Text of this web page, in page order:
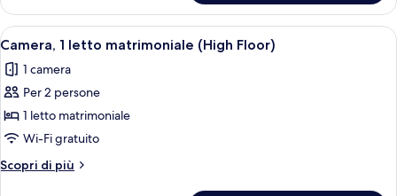
1
letto
matrimoniale
Apri
tutte
le
foto
per
Camera,
1
letto
Un pannello di controllo con uno
9
Camera, 1 letto matrimoniale (High Floor)
1 camera
Per 2 persone
1 letto matrimoniale
Wi-Fi gratuito
Scopri di più
Altri